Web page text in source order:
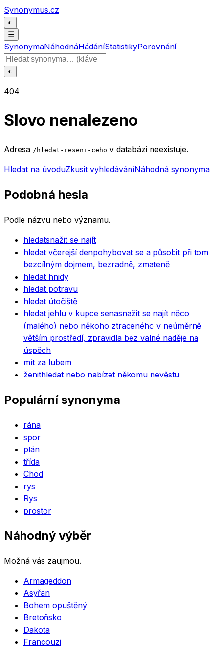
Přeskočit na obsah
Synonymus.cz
◐
☰
SynonymaNáhodnáHádáníStatistikyPorovnání
Hledat slovo
◐
404
Slovo nenalezeno
Adresa /hledat-reseni-ceho v databázi neexistuje.
Hledat na úvoduZkusit vyhledáváníNáhodná synonyma
Podobná hesla
Podle názvu nebo významu.
hledatsnažit se najít
hledat včerejší denpohybovat se a působit při tom
bezcílným dojmem, bezradně, zmateně
hledat hnidy
hledat potravu
hledat útočiště
hledat jehlu v kupce senasnažit se najít něco
(malého) nebo někoho ztraceného v neúměrně
větším prostředí, zpravidla bez valné naděje na
úspěch
mít za lubem
ženithledat nebo nabízet někomu nevěstu
Populární synonyma
rána
spor
plán
třída
Chod
rys
Rys
prostor
Náhodný výběr
Možná vás zaujmou.
Armageddon
Asyřan
Bohem opuštěný
Bretoňsko
Dakota
Francouzi